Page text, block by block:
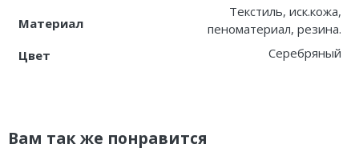
Материал
Текстиль, иск.кожа,
пеноматериал, резина.
Цвет
Серебряный
Вам так же понравится